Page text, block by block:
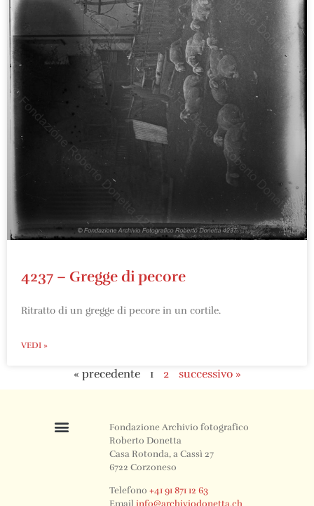
4237 – Gregge di pecore
Ritratto di un gregge di pecore in un cortile.
VEDI »
« precedente 1 2 successivo »
Fondazione Archivio fotografico
Roberto Donetta
Casa Rotonda, a Cassì 27
6722 Corzoneso
Telefono+41 91 871 12 63